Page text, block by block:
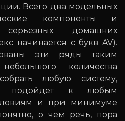
Всего два модельных
компоненты и
домашних
начинается с букв AV).
эти ряды таким
количества
любую систему,
подойдет к любым
и при минимуме
о чем речь, пора